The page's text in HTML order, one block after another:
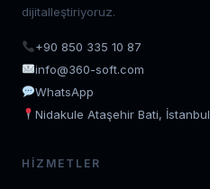
dijitalleştiriyoruz.
+90 850 335 10 87
info@360-soft.com
WhatsApp
Nidakule Ataşehir Bati, İstanbul
HIZMETLER